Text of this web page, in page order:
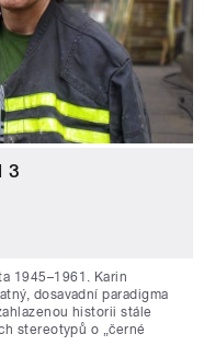
3
1945–1961. Karin
dosavadní paradigma
historii stále
stereotypů o „černé